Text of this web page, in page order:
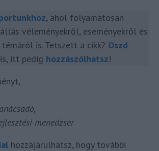
hoz, ahol folyamatosan
véleményekről, eseményekről és
témáról is. Tetszett a cikk? Oszd
itt pedig hozzászólhatsz!
menedzser
hozzájárulhatsz, hogy további